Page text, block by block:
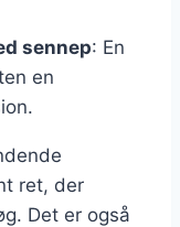
sennep: En
en
ret, der
Det er også